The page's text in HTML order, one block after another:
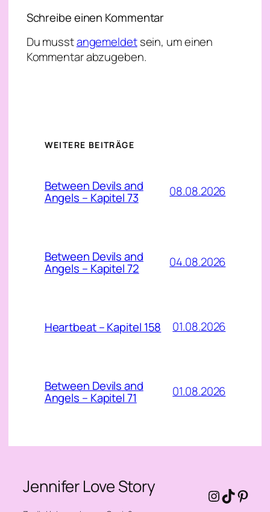
Schreibe einen Kommentar
Du musstangemeldetsein, um einen
Kommentar abzugeben.
WEITERE BEITRÄGE
Between Devils and
Angels – Kapitel 73 08.08.2026
Between Devils and
Angels – Kapitel 72 04.08.2026
Heartbeat – Kapitel 158 01.08.2026
Between Devils and
Angels – Kapitel 71 01.08.2026
Jennifer Love Story Instagram
TikTok